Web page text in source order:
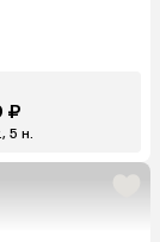
₽
5 н.